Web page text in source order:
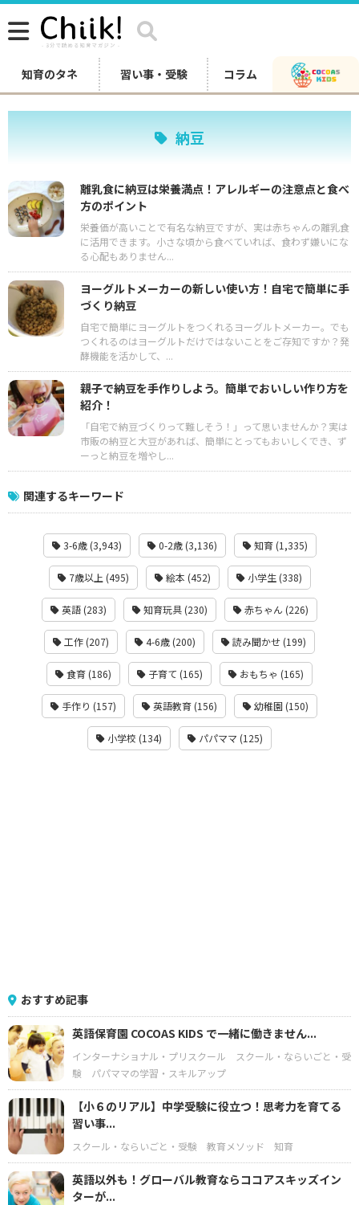
知育のタネ 習い事・受験 コラム
納豆
離乳食に納豆は栄養満点！アレルギーの注意点と食べ
方のポイント
栄養価が高いことで有名な納豆ですが、実は赤ちゃんの離乳食
に活用できます。小さな頃から食べていれば、食わず嫌いにな
る心配もありません...
ヨーグルトメーカーの新しい使い方！自宅で簡単に手
づくり納豆
自宅で簡単にヨーグルトをつくれるヨーグルトメーカー。でも
つくれるのはヨーグルトだけではないことをご存知ですか？発
酵機能を活かして、...
親子で納豆を手作りしよう。簡単でおいしい作り方を
紹介！
「自宅で納豆づくりって難しそう！」って思いませんか？実は
市販の納豆と大豆があれば、簡単にとってもおいしくでき、ず
ーっと納豆を増やし...
関連するキーワード
3-6歳 (3,943) 0-2歳 (3,136) 知育 (1,335)
7歳以上 (495) 絵本 (452) 小学生 (338)
英語 (283) 知育玩具 (230) 赤ちゃん (226)
工作 (207) 4-6歳 (200) 読み聞かせ (199)
食育 (186) 子育て (165) おもちゃ (165)
手作り (157) 英語教育 (156) 幼稚園 (150)
小学校 (134) パパママ (125)
おすすめ記事
英語保育園 COCOAS KIDS で一緒に働きません...
インターナショナル・プリスクール
スクール・ならいごと・受
験
パパママの学習・スキルアップ
【小６のリアル】中学受験に役立つ！思考力を育てる
習い事...
スクール・ならいごと・受験 教育メソッド 知育
英語以外も！グローバル教育ならココアスキッズイン
ターが...